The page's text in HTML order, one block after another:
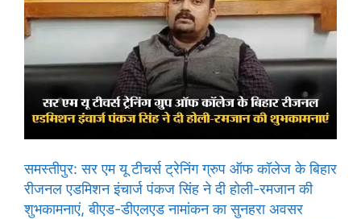
समस्तीपुर: सर एम यू टीचर्स ट्रेनिंग ग्रुप ऑफ कॉलेज के बिहार
रीजनल एडमिशन इंचार्ज पंकज सिंह ने दी होली-रमजान की
शुभकामनाएं, बीएड-डीएलएड नामांकन का सुनहरा अवसर